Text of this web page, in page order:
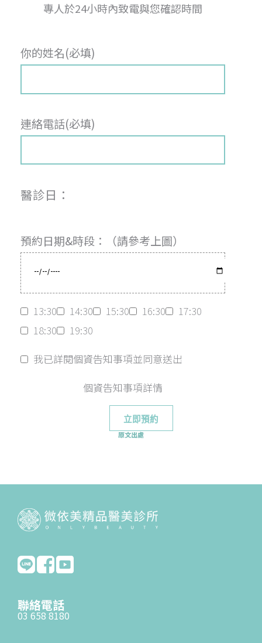
專人於24小時內致電與您確認時間
你的姓名(必填)
連絡電話(必填)
醫診日：
預約日期&時段：（請參考上圖）
13:30 14:30 15:30 16:30
17:30
18:30
19:30
我已詳閱個資告知事項並同意送出
個資告知事項詳情
原文出處
聯絡電話
03 658 8180